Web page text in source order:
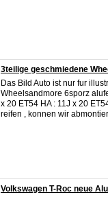
3teilige geschmiedene
Das Bild Auto ist nur fur
Wheelsandmore 6sporz
x 20 ET54 HA : 11J x 20
reifen , konnen wir
Volkswagen T-Roc neue